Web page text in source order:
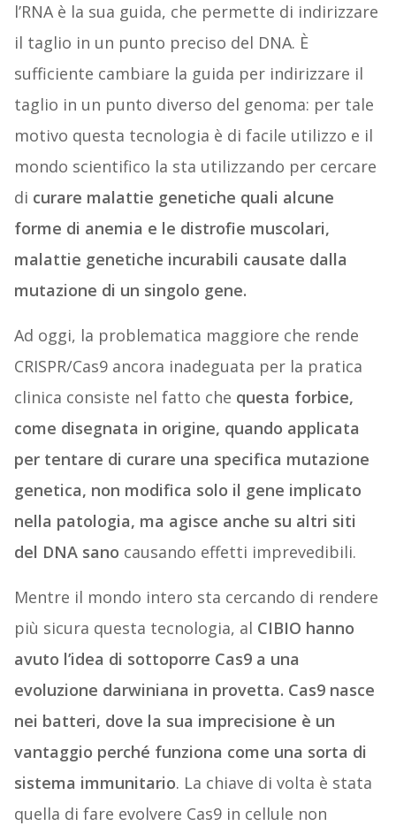
l’RNA è la sua guida, che permette di indirizzare
il taglio in un punto preciso del DNA. È
sufficiente cambiare la guida per indirizzare il
taglio in un punto diverso del genoma: per tale
motivo questa tecnologia è di facile utilizzo e il
mondo scientifico la sta utilizzando per cercare
di curare malattie genetiche quali alcune
forme di anemia e le distrofie muscolari,
malattie genetiche incurabili causate dalla
mutazione di un singolo gene.
Ad oggi, la problematica maggiore che rende
CRISPR/Cas9 ancora inadeguata per la pratica
clinica consiste nel fatto che questa forbice,
come disegnata in origine, quando applicata
per tentare di curare una specifica mutazione
genetica, non modifica solo il gene implicato
nella patologia, ma agisce anche su altri siti
del DNA sano causando effetti imprevedibili.
Mentre il mondo intero sta cercando di rendere
più sicura questa tecnologia, al CIBIO hanno
avuto l’idea di sottoporre Cas9 a una
evoluzione darwiniana in provetta. Cas9 nasce
nei batteri, dove la sua imprecisione è un
vantaggio perché funziona come una sorta di
sistema immunitario. La chiave di volta è stata
quella di fare evolvere Cas9 in cellule non